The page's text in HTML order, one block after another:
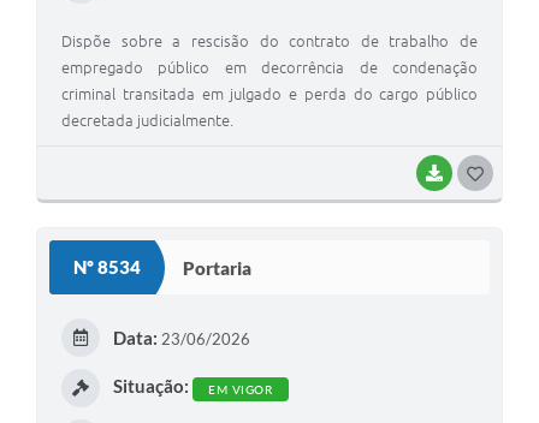
BAIXAR
Dispõe sobre a rescisão do contrato de trabalho de
empregado público em decorrência de condenação
criminal transitada em julgado e perda do cargo público
decretada judicialmente.
Nº 8534 Portaria
Data: 23/06/2026
Situação: EM VIGOR